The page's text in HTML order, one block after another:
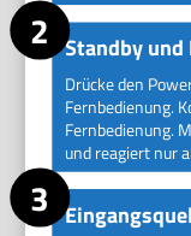
Standby
Drücke den
Fernbedienung.
Fernbedienung.
und reagiert nur